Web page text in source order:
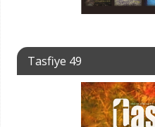
Tasfiye 49